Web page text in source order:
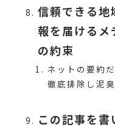
信頼できる地
報を届けるメ
の約束
ネットの要約
徹底排除し泥
この記事を書